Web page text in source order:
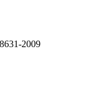
2009